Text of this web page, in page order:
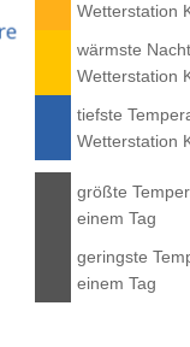
Wetter­station
wärmste Nacht
Wetter­station
tiefste
Wetter­station
größte
einem Tag
geringste
einem Tag